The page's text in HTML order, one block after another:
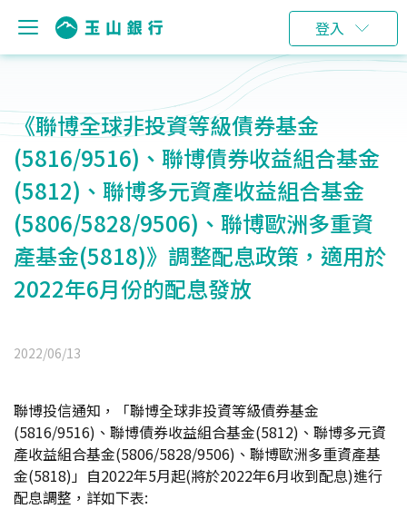
登入
《聯博全球非投資等級債券基金
(5816/9516)、聯博債券收益組合基金
(5812)、聯博多元資產收益組合基金
(5806/5828/9506)、聯博歐洲多重資
產基金(5818)》調整配息政策，適用於
2022年6月份的配息發放
2022/06/13
聯博投信通知，「聯博全球非投資等級債券基金
(5816/9516)、聯博債券收益組合基金(5812)、聯博多元資
產收益組合基金(5806/5828/9506)、聯博歐洲多重資產基
金(5818)」自2022年5月起(將於2022年6月收到配息)進行
配息調整，詳如下表: